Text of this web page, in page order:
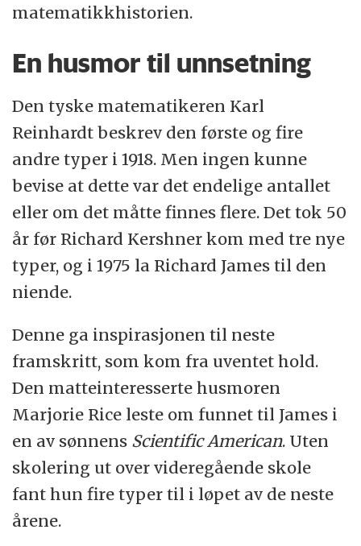
matematikkhistorien.
En husmor til unnsetning
Den tyske matematikeren Karl
Reinhardt beskrev den første og fire
andre typer i 1918. Men ingen kunne
bevise at dette var det endelige antallet
eller om det måtte finnes flere. Det tok 50
år før Richard Kershner kom med tre nye
typer, og i 1975 la Richard James til den
niende.
Denne ga inspirasjonen til neste
framskritt, som kom fra uventet hold.
Den matteinteresserte husmoren
Marjorie Rice leste om funnet til James i
en av sønnens Scientific American. Uten
skolering ut over videregående skole
fant hun fire typer til i løpet av de neste
årene.